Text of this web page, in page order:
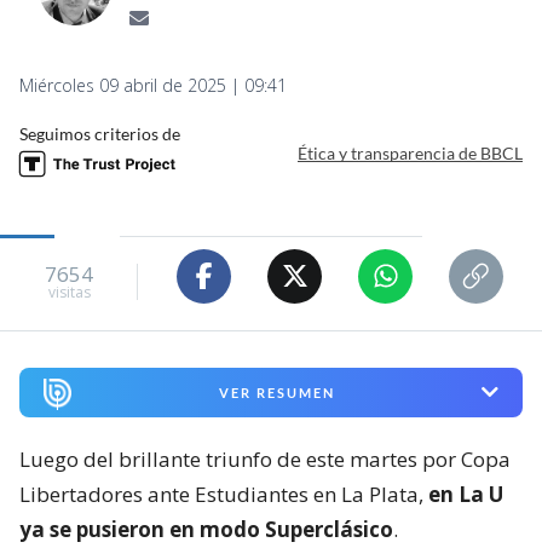
Miércoles 09 abril de 2025 | 09:41
Seguimos criterios de
Ética y transparencia de BBCL
7654
visitas
VER RESUMEN
Luego del brillante triunfo de este martes por Copa
Libertadores ante Estudiantes en La Plata, en La U
ya se pusieron en modo Superclásico.